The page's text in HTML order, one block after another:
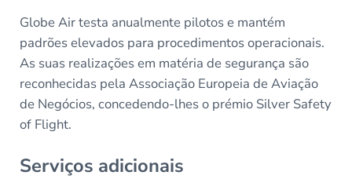
Globe Air testa anualmente pilotos e mantém
padrões elevados para procedimentos operacionais.
As suas realizações em matéria de segurança são
reconhecidas pela Associação Europeia de Aviação
de Negócios, concedendo-lhes o prémio Silver Safety
of Flight.
Serviços adicionais